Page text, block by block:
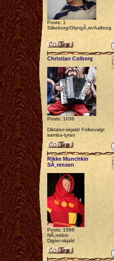
Posts: 1
Silkeborg/GlyngÃ¸re/Aalborg
Christian Colberg
Posts: 1036
Diktator-skjald/ Folkevalgt
samba-tyran
Rikke Munchkin
SÃ¸rensen
Posts: 1566
NÃ¸rrebro
Digter-skjald